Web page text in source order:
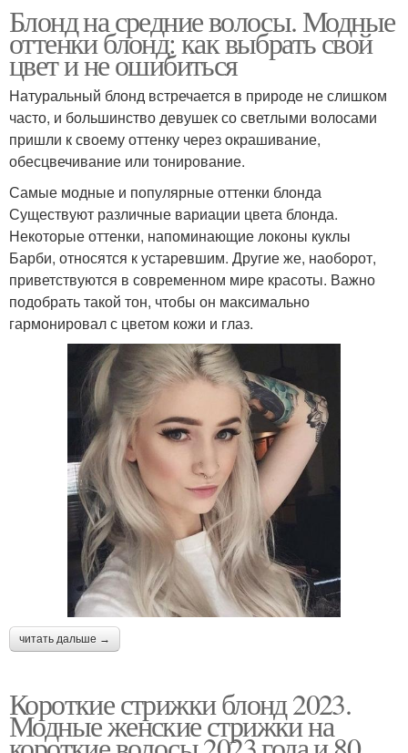
Блонд на средние волосы. Модные
оттенки блонд: как выбрать свой
цвет и не ошибиться
Натуральный блонд встречается в природе не слишком
часто, и большинство девушек со светлыми волосами
пришли к своему оттенку через окрашивание,
обесцвечивание или тонирование.
Самые модные и популярные оттенки блонда
Существуют различные вариации цвета блонда.
Некоторые оттенки, напоминающие локоны куклы
Барби, относятся к устаревшим. Другие же, наоборот,
приветствуются в современном мире красоты. Важно
подобрать такой тон, чтобы он максимально
гармонировал с цветом кожи и глаз.
читать дальше →
Короткие стрижки блонд 2023.
Модные женские стрижки на